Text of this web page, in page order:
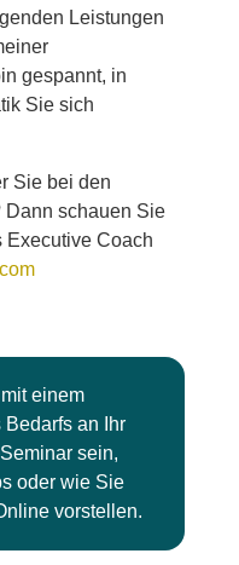
Leistungen
gespannt, in
Sie sich
Sie bei den
Dann schauen Sie
Executive Coach
einem
an Ihr
sein,
oder wie Sie
vorstellen.